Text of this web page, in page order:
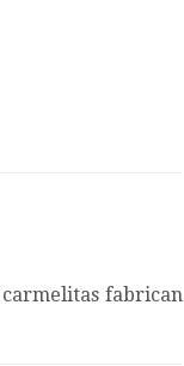
carmelitas fabrican